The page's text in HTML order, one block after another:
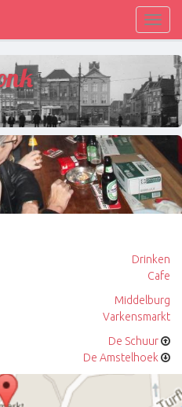
Drinken
Cafe
Middelburg
Varkensmarkt
De Schuur
De Amstelhoek